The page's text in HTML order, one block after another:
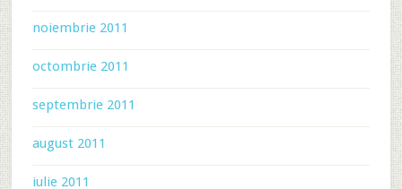
noiembrie 2011
octombrie 2011
septembrie 2011
august 2011
iulie 2011